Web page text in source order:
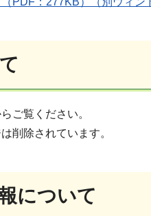
ご覧ください。
削除されています。
について